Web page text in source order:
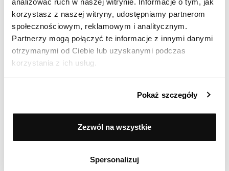
korzystasz z naszej witryny, udostępniamy partnerom
społecznościowym, reklamowym i analitycznym.
Partnerzy mogą połączyć te informacje z innymi danymi
otrzymanymi od Ciebie lub uzyskanymi podczas
korzystania z ich usług.
Pokaż szczegóły
Zezwól na wszystkie
Spersonalizuj
kompletne, spójne wyposażenie podstawowe. ·
Poszukującym funkcjonalności i trwałości w
rozsądnej cenie – to bardzo solidny sprzęt na co
dzień. · Osobom, które nie chcą eksperymentować
i potrzebują sprawdzonego, uniwersalnego
rozwiązania – garnki i patelnie są przewidywalne i
dobrze wykonują swoją robotę. · Każdemu, kto
gospodarstwo domowe. 3. Co sądzę o jakości
powłoka wewnętrzna jest odporna na zarysowania
(przy używaniu odpowiednich narzędzi
rozmiary, wygodne uchwyty, które nie nagrzewają